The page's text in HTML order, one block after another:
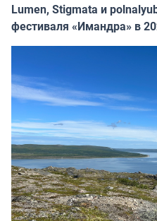
Lumen, Stigmata и
фестиваля «Имандра» в